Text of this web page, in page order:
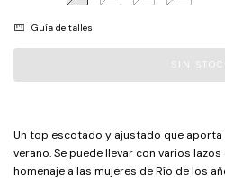
Guía de talles
Un top escotado y ajustado que
verano. Se puede llevar con varios
homenaje a las mujeres de Río de los